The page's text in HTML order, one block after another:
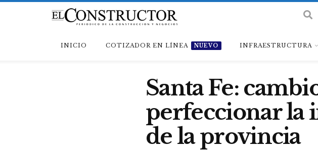
INICIO COTIZADOR EN LÍNEA NUEVO INFRAESTRUCTURA
Santa Fe:
perfeccionar la
de la provincia